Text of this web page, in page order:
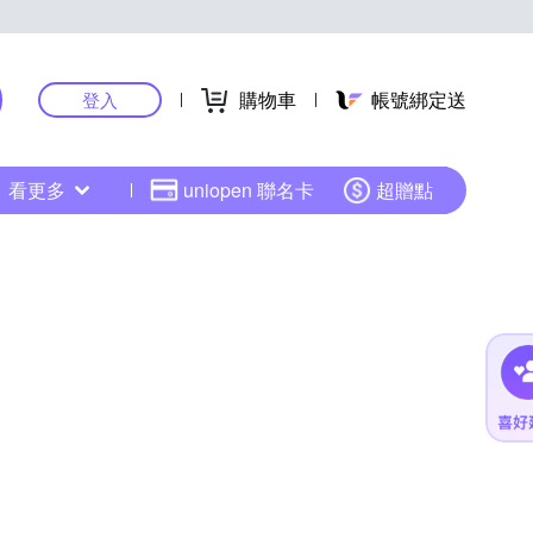
登入 購物車 帳號綁定送
看更多 uniopen 聯名卡 超贈點